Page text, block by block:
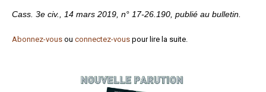
Formez-vous !
Cass. 3e civ., 14 mars 2019, n° 17-26.190, publié au bulletin.
Abonnez-vous ou connectez-vous pour lire la suite.